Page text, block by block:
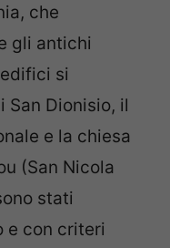
che
gli antichi
si
San Dionisio, il
e la chiesa
(San Nicola
stati
e con criteri